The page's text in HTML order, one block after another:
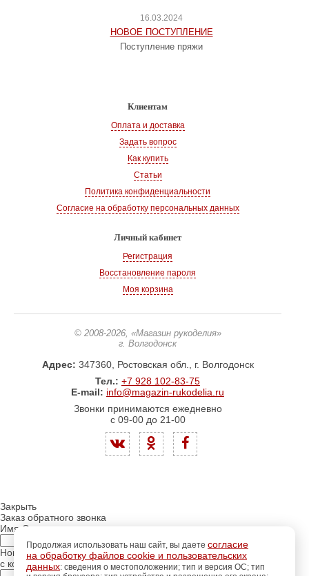
16.03.2024
НОВОЕ ПОСТУПЛЕНИЕ
Поступление пряжи
Клиентам
Оплата и доставка
Задать вопрос
Как купить
Статьи
Политика конфиденциальности
Согласие на обработку персональных данных
Личный кабинет
Регистрация
Восстановление пароля
Моя корзина
© 2008-2026, «Магазин рукоделия»
г. Волгодонск
Адрес: 347360, Ростовская обл., г. Волгодонск
Тел.: +7 928 102-83-75
E-mail: info@magazin-rukodelia.ru
Звонки принимаются ежедневно
с 09-00 до 21-00
Продолжая использовать наш сайт, вы даете согласие
на обработку файлов cookie и пользовательских
данных: сведения о местоположении; тип и версия ОС; тип
Закрыть
Заказ обратного звонка
Имя Отчество:
Номер телефона:
с кодом города